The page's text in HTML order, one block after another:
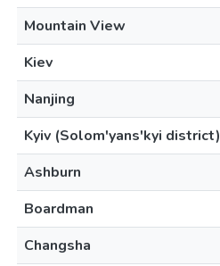
Mountain View
Kiev
Nanjing
Kyiv (Solom'yans'kyi district)
Ashburn
Boardman
Changsha